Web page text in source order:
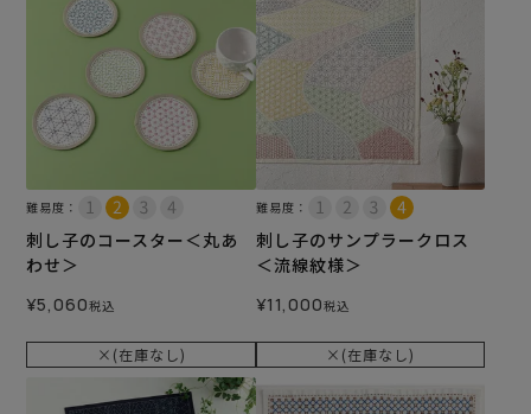
難易度：
刺し子のコースター＜丸あ
わせ＞
¥5,060税込
×(在庫なし)
難易度：
刺し子のサンプラークロス
＜流線紋様＞
¥11,000税込
×(在庫なし)